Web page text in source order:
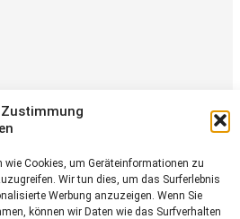
wie Cookies, um Geräteinformationen zu
Wir tun dies, um das Surferlebnis
Werbung anzuzeigen. Wenn Sie
können wir Daten wie das Surfverhalten
Ihre.
des